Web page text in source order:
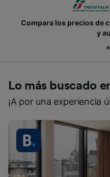
Compara los precios de
y
Lo más buscado
¡A por una experiencia